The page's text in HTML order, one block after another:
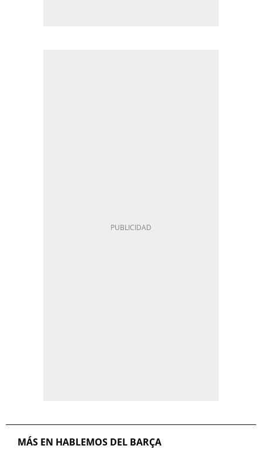
MÁS EN HABLEMOS DEL BARÇA